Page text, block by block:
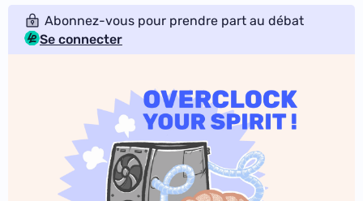
Abonnez-vous pour prendre part au débat
Se connecter